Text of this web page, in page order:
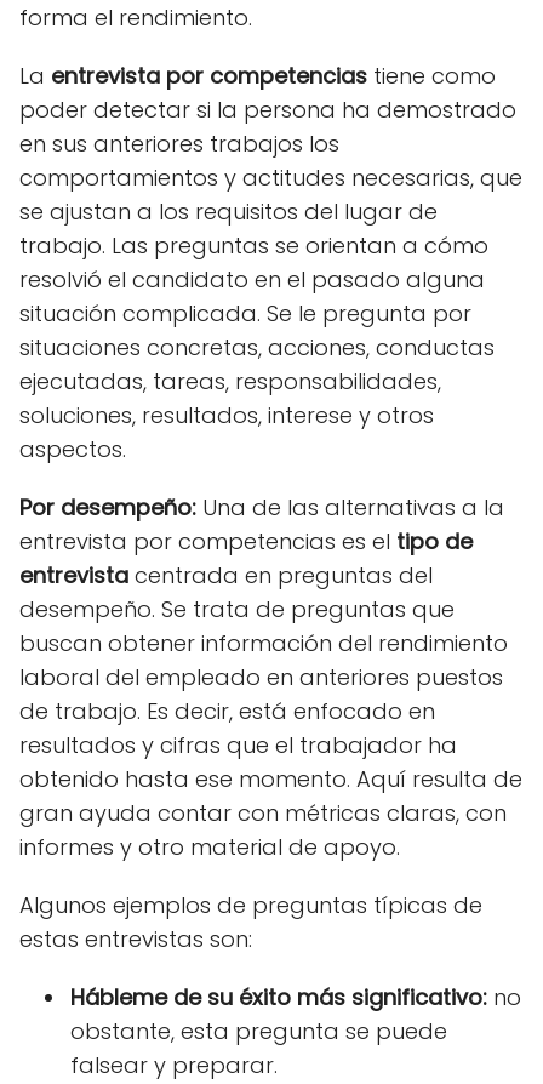
forma el rendimiento.
La entrevista por competencias tiene como
poder detectar si la persona ha demostrado
en sus anteriores trabajos los
comportamientos y actitudes necesarias, que
se ajustan a los requisitos del lugar de
trabajo. Las preguntas se orientan a cómo
resolvió el candidato en el pasado alguna
situación complicada. Se le pregunta por
situaciones concretas, acciones, conductas
ejecutadas, tareas, responsabilidades,
soluciones, resultados, interese y otros
aspectos.
Por desempeño: Una de las alternativas a la
entrevista por competencias es el tipo de
entrevista centrada en preguntas del
desempeño. Se trata de preguntas que
buscan obtener información del rendimiento
laboral del empleado en anteriores puestos
de trabajo. Es decir, está enfocado en
resultados y cifras que el trabajador ha
obtenido hasta ese momento. Aquí resulta de
gran ayuda contar con métricas claras, con
informes y otro material de apoyo.
Algunos ejemplos de preguntas típicas de
estas entrevistas son:
Hábleme de su éxito más significativo: no
obstante, esta pregunta se puede
falsear y preparar.